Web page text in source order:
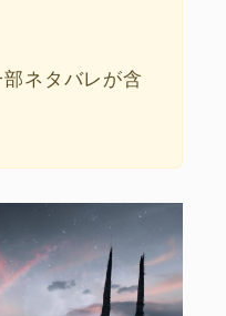
ネタバレが含